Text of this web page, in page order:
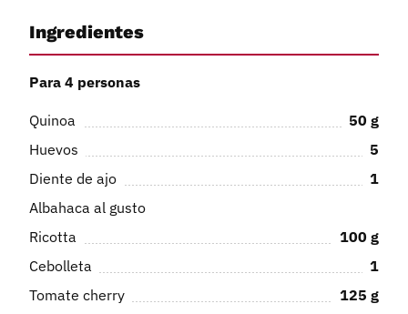
Ingredientes
Para 4 personas
Quinoa 50 g
Huevos
5
Diente de ajo
1
Albahaca al gusto
Ricotta
100 g
Cebolleta
1
Tomate cherry
125 g